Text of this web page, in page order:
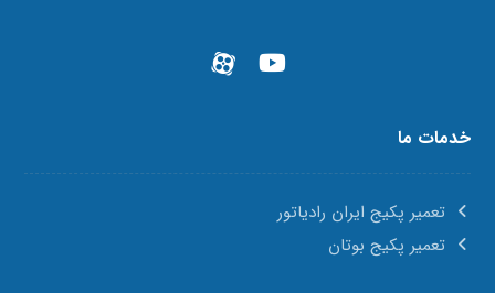
خدمات ما
تعمیر پکیج ایران رادیاتور
تعمیر پکیج بوتان